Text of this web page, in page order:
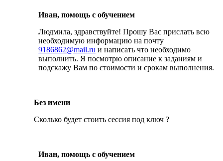
Иван, помощь с обучением
Людмила, здравствуйте! Прошу Вас прислать всю
необходимую информацию на почту
9186862@mail.ru и написать что необходимо
выполнить. Я посмотрю описание к заданиям и
подскажу Вам по стоимости и срокам выполнения.
Без имени
Сколько будет стоить сессия под ключ ?
Иван, помощь с обучением